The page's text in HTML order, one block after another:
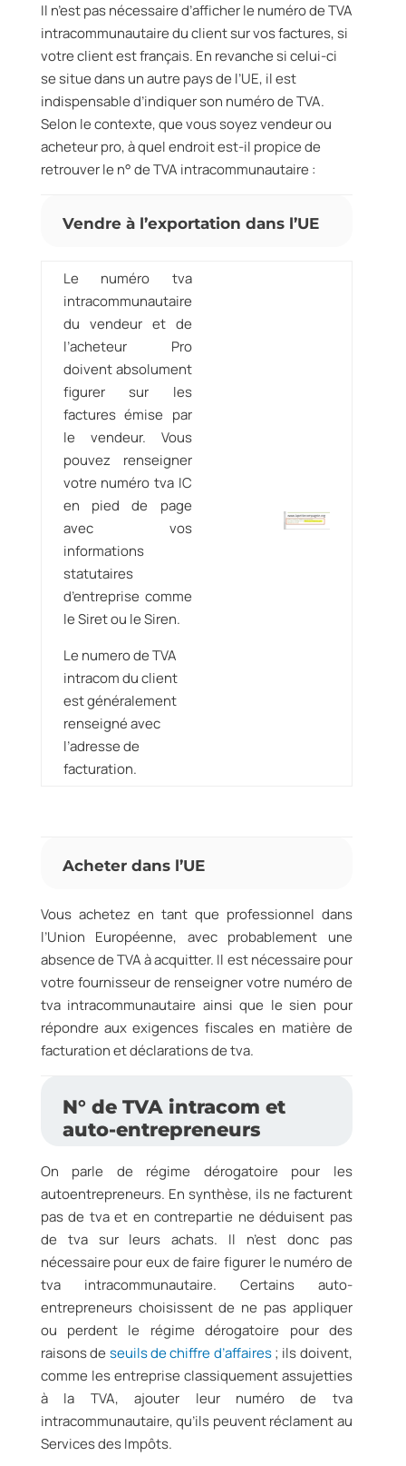
Il n’est pas nécessaire d’afficher le numéro de TVA
intracommunautaire du client sur vos factures, si
votre client est français. En revanche si celui-ci
se situe dans un autre pays de l’UE, il est
indispensable d’indiquer son numéro de TVA.
Selon le contexte, que vous soyez vendeur ou
acheteur pro, à quel endroit est-il propice de
retrouver le n° de TVA intracommunautaire :
Vendre à l’exportation dans l’UE
Le numéro tva
intracommunautaire
du vendeur et de
l’acheteur Pro
doivent absolument
figurer sur les
factures émise par
le vendeur. Vous
pouvez renseigner
votre numéro tva IC
en pied de page
avec vos
informations
statutaires
d’entreprise comme
le Siret ou le Siren.
Le numero de TVA
intracom du client
est généralement
renseigné avec
l’adresse de
facturation.
Acheter dans l’UE
Vous achetez en tant que professionnel dans
l’Union Européenne, avec probablement une
absence de TVA à acquitter. Il est nécessaire pour
votre fournisseur de renseigner votre numéro de
tva intracommunautaire ainsi que le sien pour
répondre aux exigences fiscales en matière de
facturation et déclarations de tva.
N° de TVA intracom et
auto-entrepreneurs
On parle de régime dérogatoire pour les
autoentrepreneurs. En synthèse, ils ne facturent
pas de tva et en contrepartie ne déduisent pas
de tva sur leurs achats. Il n’est donc pas
nécessaire pour eux de faire figurer le numéro de
tva intracommunautaire. Certains auto-
entrepreneurs choisissent de ne pas appliquer
ou perdent le régime dérogatoire pour des
raisons de seuils de chiffre d’affaires; ils doivent,
comme les entreprise classiquement assujetties
à la TVA, ajouter leur numéro de tva
intracommunautaire, qu’ils peuvent réclament au
Services des Impôts.